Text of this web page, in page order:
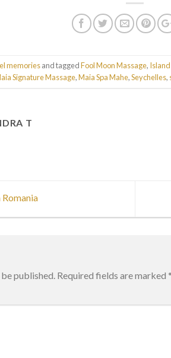
memoriesand taggedFool Moon Massage,
Signature Massage,Maia Spa Mahe,Seychelles,
T
Romania
published. Required fields are marked *